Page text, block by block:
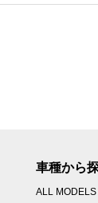
車種から
ALL MODELS